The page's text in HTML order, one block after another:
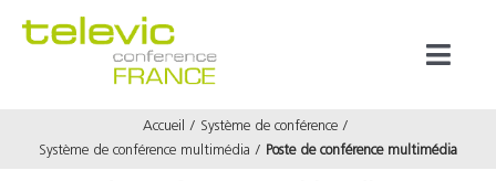
Produits
Accueil
Système de conférence
Système de conférence multimédia
Poste de conférence multimédia